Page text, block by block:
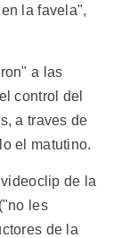
la favela",
a las
control del
a traves de
el matutino.
de la
les
de la